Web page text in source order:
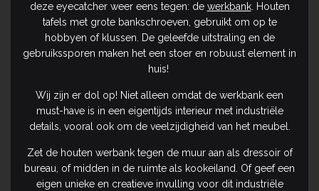
deze eyecatcher weer eens tegen: de werkbank. Houten
tafels met grote bankschroeven, gebruikt om op te
hobbyen of klussen. De geleefde uitstraling en de
gebruikssporen maken het een stoer en robuust element in
huis!
Wij zijn er dol op! Niet alleen omdat de werkbank een
must-have is in een eigentijds interieur met industriële
details, vooral ook om de veelzijdigheid van het meubel.
Zet de houten werbank tegen de muur aan als dressoir of
bureau, of midden in de ruimte als kookeiland. Of geef een
eigen unieke en creatieve invulling voor dit industriële